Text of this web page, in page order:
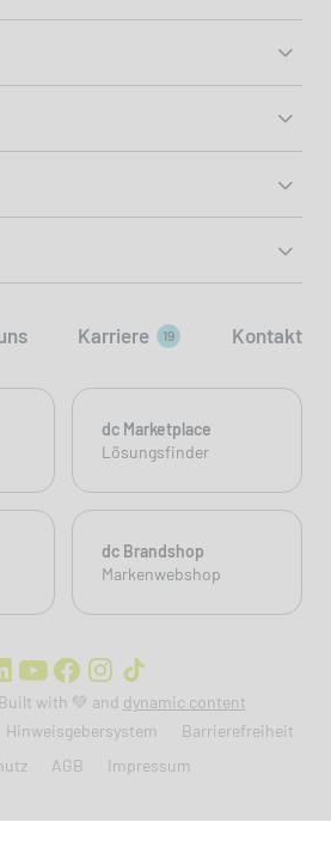
Karriere 19 Kontakt
dc Marketplace
Lösungsfinder
dc Brandshop
Markenwebshop
with 💚 and dynamic content
Hinweisgebersystem
Barrierefreiheit
AGB Impressum